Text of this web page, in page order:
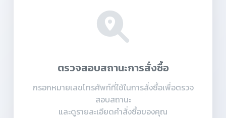
ตรวจสอบสถานะการสั่งซื้อ
กรอกหมายเลขโทรศัพท์ที่ใช้ในการสั่งซื้อเพื่อตรวจ
สอบสถานะ
และดูรายละเอียดคำสั่งซื้อของคุณ